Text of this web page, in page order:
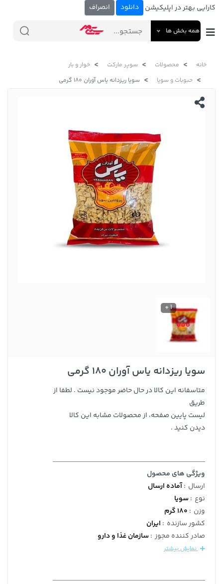
کارایی بهتر در اپلیکیشن دانلود انصراف
همه بخش ها
خانه محصولات سوپر مارکت
خوار و بار
حبوبات و سویا
سویا ریزدانه یاس آوران 180 گرمی
1 +
سویا ریزدانه یاس آوران 180 گرمی
متاسفانه این کالا در حال حاضر موجود نیست . لطفا از
طریق
لیست پایین صفحه، از محصولات مشابه این کالا
دیدن کنید .
ویژگی های محصول
ارسال :آماده ارسال
نوع :سویا
وزن : 180 گرم
کشور سازنده : ایران
صادر کننده مجوز :سازمان غذا و دارو
نمایش بیشتر